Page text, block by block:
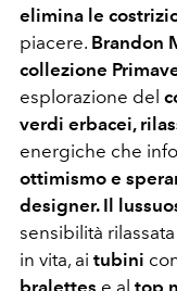
elimina le
piacere. Brandon
collezione
esplorazione del
verdi erbacei,
energiche che
ottimismo e
designer. Il
sensibilità rilassata
in vita, ai tubini
bralettes e al top